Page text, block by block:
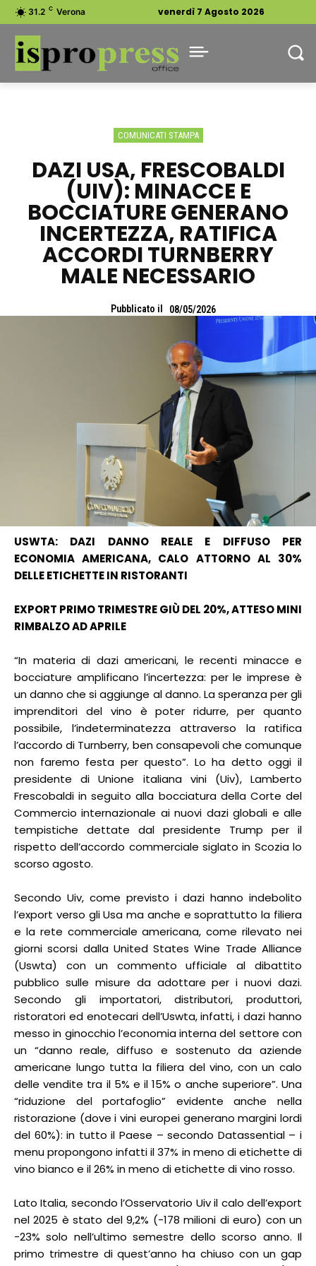
31.2 C Verona venerdì 7 Agosto 2026
COMUNICATI STAMPA
DAZI USA, FRESCOBALDI
(UIV): MINACCE E
BOCCIATURE GENERANO
INCERTEZZA, RATIFICA
ACCORDI TURNBERRY
MALE NECESSARIO
Pubblicato il 08/05/2026
USWTA: DAZI DANNO REALE E DIFFUSO PER
ECONOMIA AMERICANA, CALO ATTORNO AL 30%
DELLE ETICHETTE IN RISTORANTI
EXPORT PRIMO TRIMESTRE GIÙ DEL 20%, ATTESO MINI
RIMBALZO AD APRILE
“In materia di dazi americani, le recenti minacce e
bocciature amplificano l’incertezza: per le imprese è
un danno che si aggiunge al danno. La speranza per gli
imprenditori del vino è poter ridurre, per quanto
possibile, l’indeterminatezza attraverso la ratifica
l’accordo di Turnberry, ben consapevoli che comunque
non faremo festa per questo”. Lo ha detto oggi il
presidente di Unione italiana vini (Uiv), Lamberto
Frescobaldi in seguito alla bocciatura della Corte del
Commercio internazionale ai nuovi dazi globali e alle
tempistiche dettate dal presidente Trump per il
rispetto dell’accordo commerciale siglato in Scozia lo
scorso agosto.
Secondo Uiv, come previsto i dazi hanno indebolito
l’export verso gli Usa ma anche e soprattutto la filiera
e la rete commerciale americana, come rilevato nei
giorni scorsi dalla United States Wine Trade Alliance
(Uswta) con un commento ufficiale al dibattito
pubblico sulle misure da adottare per i nuovi dazi.
Secondo gli importatori, distributori, produttori,
ristoratori ed enotecari dell’Uswta, infatti, i dazi hanno
messo in ginocchio l’economia interna del settore con
un “danno reale, diffuso e sostenuto da aziende
americane lungo tutta la filiera del vino, con un calo
delle vendite tra il 5% e il 15% o anche superiore”. Una
“riduzione del portafoglio” evidente anche nella
ristorazione (dove i vini europei generano margini lordi
del 60%): in tutto il Paese – secondo Datassential – i
menu propongono infatti il 37% in meno di etichette di
vino bianco e il 26% in meno di etichette di vino rosso.
Lato Italia, secondo l’Osservatorio Uiv il calo dell’export
nel 2025 è stato del 9,2% (-178 milioni di euro) con un
-23% solo nell’ultimo semestre dello scorso anno. Il
primo trimestre di quest’anno ha chiuso con un gap